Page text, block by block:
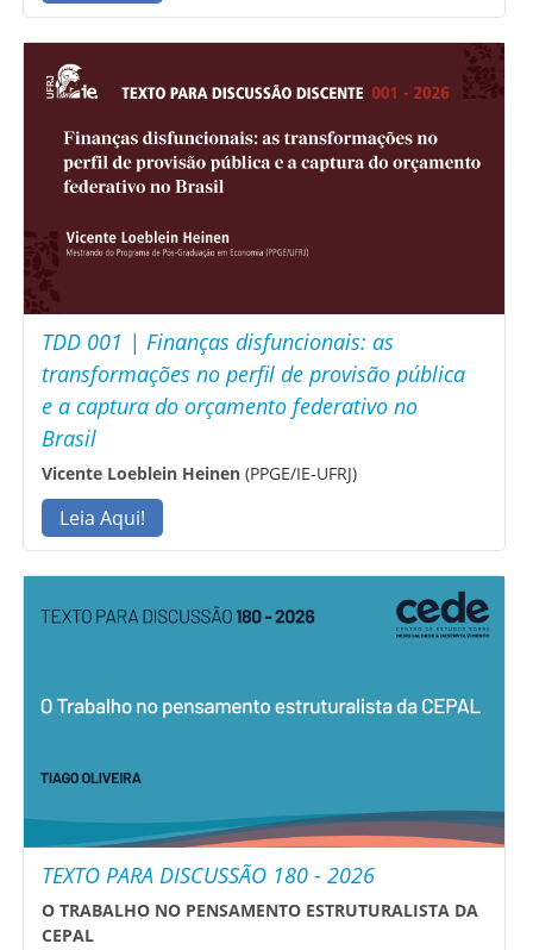
TDD 001 | Finanças disfuncionais: as
transformações no perfil de provisão pública
e a captura do orçamento federativo no
Brasil
Vicente Loeblein Heinen (PPGE/IE-UFRJ)
Leia Aqui!
TEXTO PARA DISCUSSÃO 180 - 2026
O TRABALHO NO PENSAMENTO ESTRUTURALISTA DA
CEPAL